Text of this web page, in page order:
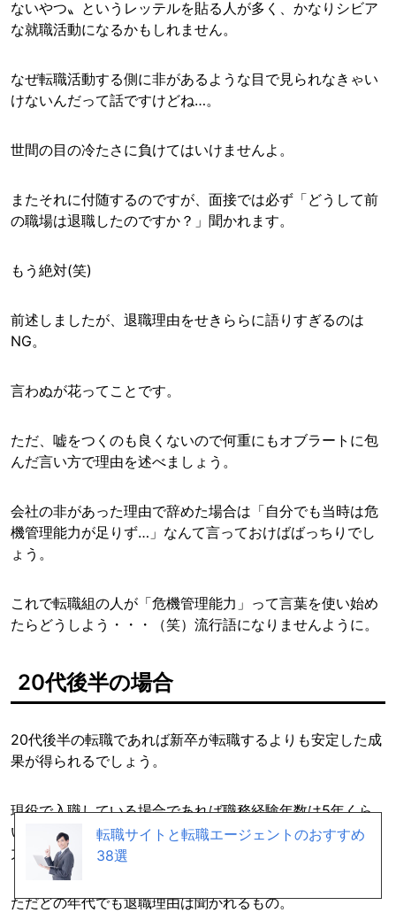
ないやつ〟というレッテルを貼る人が多く、かなりシビア
な就職活動になるかもしれません。
なぜ転職活動する側に非があるような目で見られなきゃい
けないんだって話ですけどね…。
世間の目の冷たさに負けてはいけませんよ。
またそれに付随するのですが、面接では必ず「どうして前
の職場は退職したのですか？」聞かれます。
もう絶対(笑)
前述しましたが、退職理由をせきららに語りすぎるのは
NG。
言わぬが花ってことです。
ただ、嘘をつくのも良くないので何重にもオブラートに包
んだ言い方で理由を述べましょう。
会社の非があった理由で辞めた場合は「自分でも当時は危
機管理能力が足りず…」なんて言っておけばばっちりでし
ょう。
これで転職組の人が「危機管理能力」って言葉を使い始め
たらどうしよう・・・（笑）流行語になりませんように。
20代後半の場合
20代後半の転職であれば新卒が転職するよりも安定した成
果が得られるでしょう。
現役で入職している場合であれば職務経験年数は5年くら
いでしょうし、それなりに経験があるということで、即戦
力として採用してくれるところが多いはず。
ただどの年代でも退職理由は聞かれるもの。
転職サイトと転職エージェントのおすすめ
38選